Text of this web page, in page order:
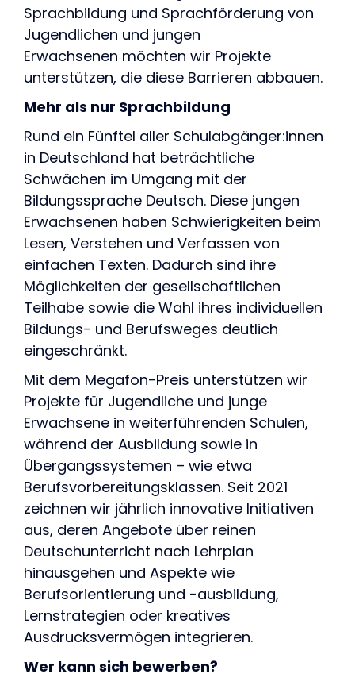
Sprachbildung und Sprachförderung von
Jugendlichen und jungen
Erwachsenen möchten wir Projekte
unterstützen, die diese Barrieren abbauen.
Mehr als nur Sprachbildung
Rund ein Fünftel aller Schulabgänger:innen
in Deutschland hat beträchtliche
Schwächen im Umgang mit der
Bildungssprache Deutsch. Diese jungen
Erwachsenen haben Schwierigkeiten beim
Lesen, Verstehen und Verfassen von
einfachen Texten. Dadurch sind ihre
Möglichkeiten der gesellschaftlichen
Teilhabe sowie die Wahl ihres individuellen
Bildungs- und Berufsweges deutlich
eingeschränkt.
Mit dem Megafon-Preis unterstützen wir
Projekte für Jugendliche und junge
Erwachsene in weiterführenden Schulen,
während der Ausbildung sowie in
Übergangssystemen – wie etwa
Berufsvorbereitungsklassen. Seit 2021
zeichnen wir jährlich innovative Initiativen
aus, deren Angebote über reinen
Deutschunterricht nach Lehrplan
hinausgehen und Aspekte wie
Berufsorientierung und -ausbildung,
Lernstrategien oder kreatives
Ausdrucksvermögen integrieren.
Wer kann sich bewerben?